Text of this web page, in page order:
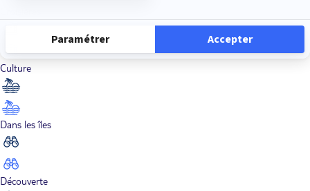
Culture
Dans les îles
Découverte